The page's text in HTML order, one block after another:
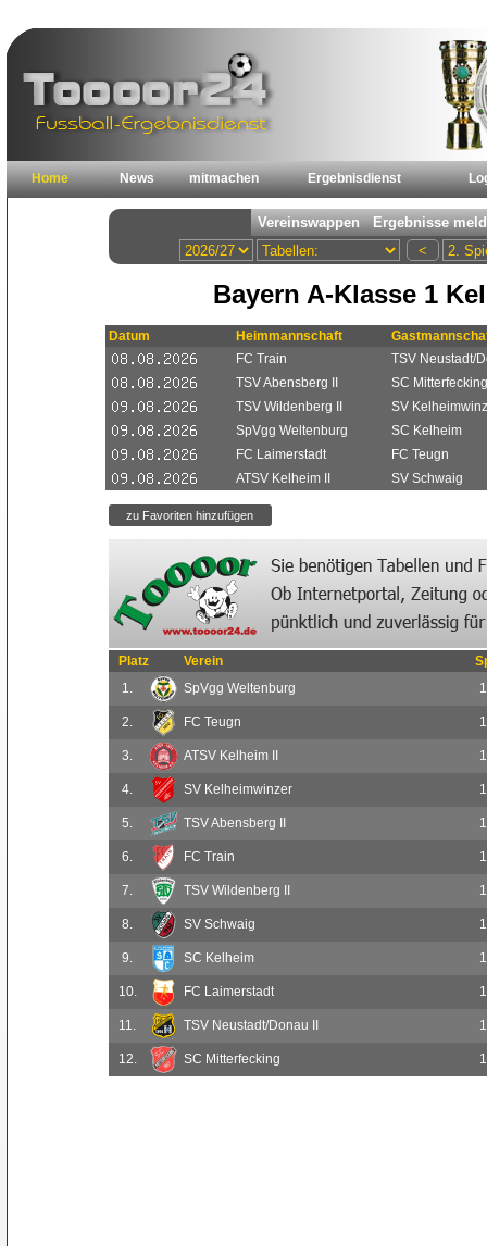
Home News mitmachen Ergebnisdienst
Bayern A-Klasse 1
Datum Heimmannschaft
FC Train
TSV Neustadt/
TSV Abensberg II
SC Mitterfecking
TSV Wildenberg II
SV
SpVgg Weltenburg
SC Kelheim
FC Laimerstadt
FC Teugn
ATSV Kelheim II
SV Schwaig
Platz Verein
1.
SpVgg Weltenburg 1
2. FC Teugn 1
3. ATSV Kelheim II 1
4. SV Kelheimwinzer 1
5. TSV Abensberg II 1
6. FC Train 1
7. TSV Wildenberg II 1
8. SV Schwaig 1
9. SC Kelheim 1
10. FC Laimerstadt 1
11. TSV Neustadt/Donau II 1
12. SC Mitterfecking 1